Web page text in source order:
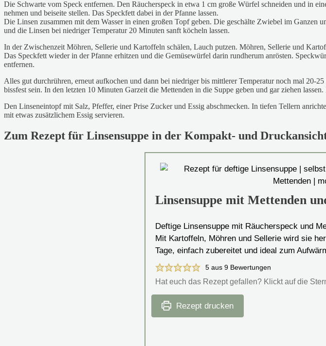
Die Schwarte vom Speck entfernen. Den Räucherspeck in etwa 1 cm große Würfel schneiden und in
nehmen und beiseite stellen. Das Speckfett dabei in der Pfanne lassen.
Die Linsen zusammen mit dem Wasser in einen großen Topf geben. Die geschälte Zwiebel im Ganzen
und die Linsen bei niedriger Temperatur 20 Minuten sanft köcheln lassen.
In der Zwischenzeit Möhren, Sellerie und Kartoffeln schälen, Lauch putzen. Möhren, Sellerie und
Das Speckfett wieder in der Pfanne erhitzen und die Gemüsewürfel darin rundherum anrösten.
entfernen.
Alles gut durchrühren, erneut aufkochen und dann bei niedriger bis mittlerer Temperatur noch mal 20-
bissfest sein. In den letzten 10 Minuten Garzeit die Mettenden in die Suppe geben und gar ziehen
Den Linseneintopf mit Salz, Pfeffer, einer Prise Zucker und Essig abschmecken. In tiefen Tellern
mit etwas zusätzlichem Essig servieren.
Zum Rezept für Linsensuppe in der Kompakt- und
Linsensuppe mit Mettenden
Deftige Linsensuppe mit Räucherspeck und
Mit Kartoffeln, Möhren und Sellerie wird sie
Tage, einfach zubereitet und ideal zum
5 aus9 Bewertungen
Hat euch das Rezept gefallen? Klickt auf die
Rezept drucken